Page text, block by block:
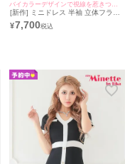
[新作] ミニドレス 半袖 立体フラワ
ー 刺繍 ジップ クロスネック バイカ
ラー ストレッチ 縦フリル 白 黒 XL
¥7,700